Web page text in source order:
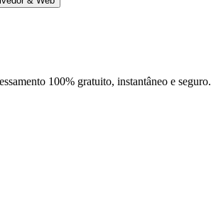
100% gratuito, instantâneo e seguro.